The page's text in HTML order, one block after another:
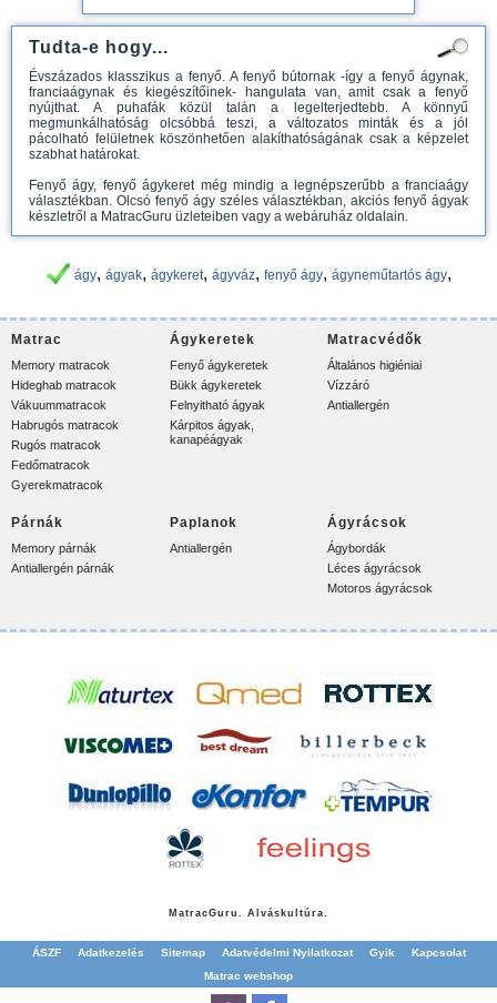
Tudta-e hogy...
Évszázados klasszikus a fenyő. A fenyő bútornak -így a fenyő ágynak,
franciaágynak és kiegészítőinek- hangulata van, amit csak a fenyő
nyújthat. A puhafák közül talán a legelterjedtebb. A könnyű
megmunkálhatóság olcsóbbá teszi, a változatos minták és a jól
pácolható felületnek köszönhetően alakíthatóságának csak a képzelet
szabhat határokat.
Fenyő ágy, fenyő ágykeret még mindig a legnépszerűbb a franciaágy
választékban. Olcsó fenyő ágy széles választékban, akciós fenyő ágyak
készletről a MatracGuru üzleteiben vagy a webáruház oldalain.
ágy, ágyak, ágykeret, ágyváz, fenyő ágy, ágyneműtartós ágy,
Matrac
Memory matracok
Hideghab matracok
Vákuummatracok
Habrugós matracok
Rugós matracok
Fedőmatracok
Gyerekmatracok
Ágykeretek
Fenyő ágykeretek
Bükk ágykeretek
Felnyitható ágyak
Kárpitos ágyak,
kanapéágyak
Matracvédők
Általános higiéniai
Vízzáró
Antiallergén
Párnák
Memory párnák
Antiallergén párnák
Paplanok
Antiallergén
Ágyrácsok
Ágybordák
Léces ágyrácsok
Motoros ágyrácsok
MatracGuru. Alváskultúra.
ÁSZF Adatkezelés Sitemap Adatvédelmi Nyilatkozat Gyik
Kapcsolat
Matrac webshop